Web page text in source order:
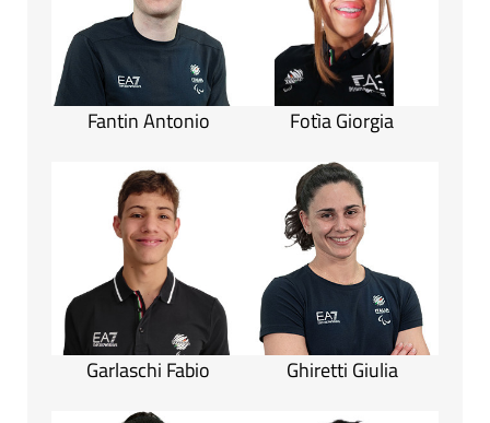
Fantin Antonio Fotìa Giorgia
Garlaschi Fabio Ghiretti Giulia